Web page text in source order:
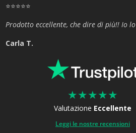
⭐⭐⭐⭐⭐
Prodotto eccellente, che dire di più!! Io
Carla T.
★★★★★
Valutazione Eccellente
Leggi le nostre recensioni